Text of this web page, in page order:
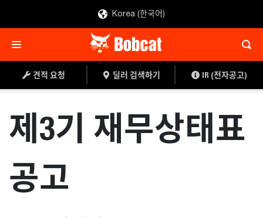
Korea (한국어)
견적 요청 딜러 검색하기 IR (전자공고)
제3기 재무상태표
공고